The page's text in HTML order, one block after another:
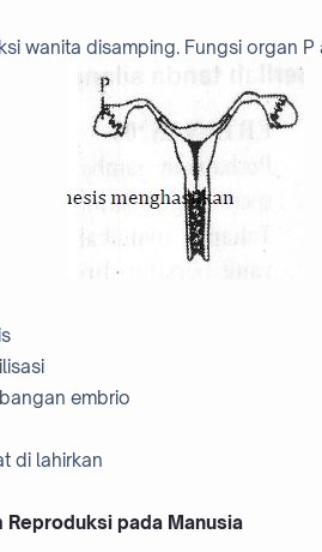
wanita disamping. Fungsi organ P
embrio
di lahirkan
pada Manusia